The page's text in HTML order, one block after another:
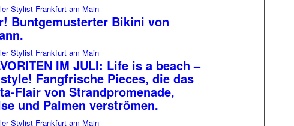
Buntgemusterter Bikini von
IM JULI: Life is a beach –
Fangfrische Pieces, die das
Flair von Strandpromenade,
und Palmen verströmen.